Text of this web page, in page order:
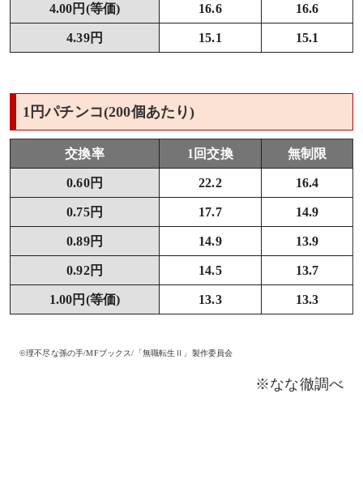
4.00円(等価) 16.6 16.6
4.39円 15.1 15.1
1円パチンコ(200個あたり)
交換率 1回交換 無制限
0.60円 22.2 16.4
0.75円 17.7 14.9
0.89円 14.9 13.9
0.92円 14.5 13.7
1.00円(等価) 13.3 13.3
©︎理不尽な孫の手/MFブックス/「無職転生Ⅱ」製作委員会
※なな徹調べ